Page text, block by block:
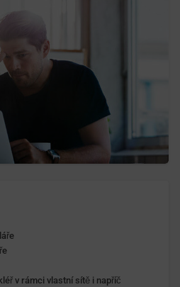
v rámci vlastní sítě i napříč